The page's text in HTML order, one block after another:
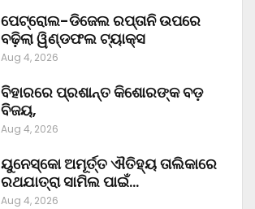
ପେଟ୍ରୋଲ-ଡିଜେଲ ରପ୍ତାନି ଉପରେ
ବଢ଼ିଲା ୱିଣ୍ଡଫଲ ଟ୍ୟାକ୍ସ
Aug 4, 2026
ବିହାରରେ ପ୍ରଶାନ୍ତ କିଶୋରଙ୍କ ବଡ଼
ବିଜୟ,
Aug 4, 2026
ୟୁନେସ୍କୋ ଅମୂର୍ତ୍ତ ଐତିହ୍ୟ ତାଲିକାରେ
ରଥଯାତ୍ରା ସାମିଲ ପାଇଁ…
Aug 4, 2026